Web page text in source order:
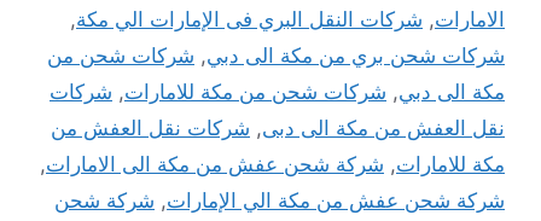
الامارات, شركات النقل البري فى الإمارات الي مكة,
شركات شحن بري من مكة الى دبي, شركات شحن من
مكة الى دبي, شركات شحن من مكة للامارات, شركات
نقل العفش من مكة الى دبى, شركات نقل العفش من
مكة للامارات, شركة شحن عفش من مكة الى الامارات,
شركة شحن عفش من مكة الي الإمارات, شركة شحن